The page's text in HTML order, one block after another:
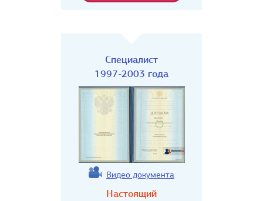
Специалист
1997-2003 года
Видео документа
Настоящий